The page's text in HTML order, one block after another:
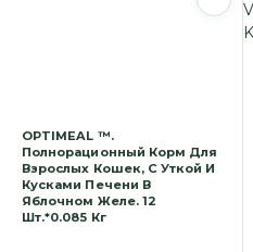
OPTIMEAL ™.
Полнорационный Корм Для
Взрослых Кошек, С Уткой И
Кусками Печени В
Яблочном Желе. 12
Шт.*0.085 Кг